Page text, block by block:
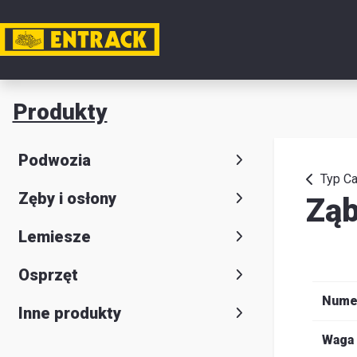
Moje
Wybór
Kontakt
Produkty
Podwozia
Zęby i osłony
Lemiesze
Osprzęt
Inne produkty
Typ
Waga